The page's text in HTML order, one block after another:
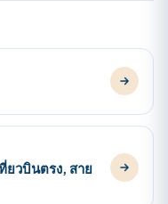
ยวบินตรง, สาย